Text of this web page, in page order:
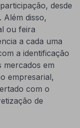
desde
disso,
ou feira
a cada uma
a identificação
mercados em
empresarial,
com o
de